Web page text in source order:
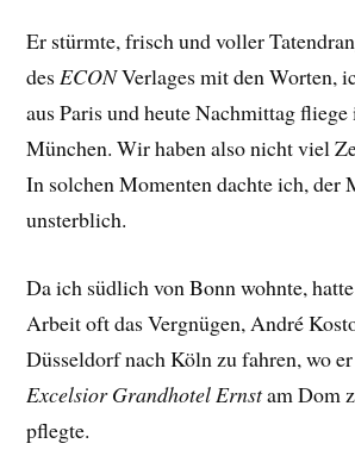
Er stürmte, frisch und voller
desECONVerlages mit den Worten,
aus Paris und heute Nachmittag fliege
München. Wir haben also nicht viel
In solchen Momenten dachte ich, der
unsterblich.
Da ich südlich von Bonn wohnte,
Arbeit oft das Vergnügen, André
Düsseldorf nach Köln zu fahren, wo
Excelsior Grandhotel Ernstam Dom
pflegte.